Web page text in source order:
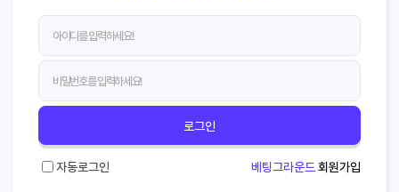
로그인
자동로그인 베팅그라운드 회원가입